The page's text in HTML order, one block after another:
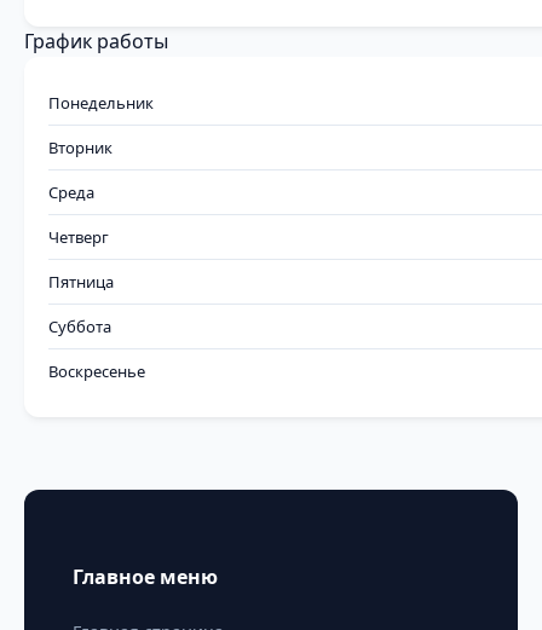
График работы
Понедельник
Вторник
Среда
Четверг
Пятница
Суббота
Воскресенье
Главное меню